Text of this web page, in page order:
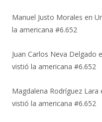
Manuel Justo Morales en
la americana #6.652
Juan Carlos Neva Delgado
vistió la americana #6.652
Magdalena Rodríguez Lara
vistió la americana #6.652